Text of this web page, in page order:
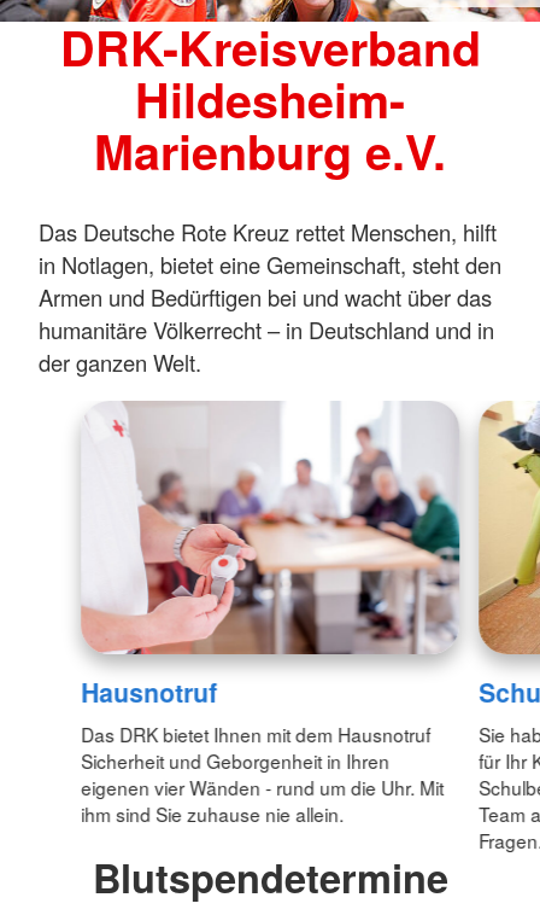
DRK-Kreisverband
Hildesheim-
Marienburg e.V.
Das Deutsche Rote Kreuz rettet Menschen, hilft
in Notlagen, bietet eine Gemeinschaft, steht den
Armen und Bedürftigen bei und wacht über das
humanitäre Völkerrecht – in Deutschland und in
der ganzen Welt.
Hausnotruf
Das DRK bietet Ihnen mit dem Hausnotruf
Sicherheit und Geborgenheit in Ihren
eigenen vier Wänden - rund um die Uhr. Mit
ihm sind Sie zuhause nie allein.
Sie
für Ihr
Team
Blutspendetermine